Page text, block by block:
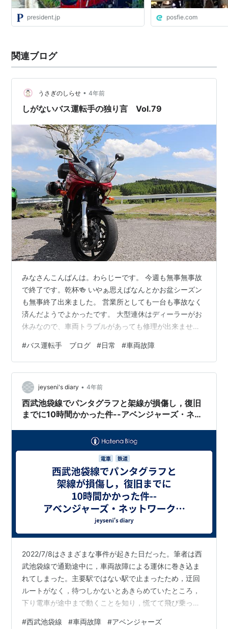
president.jp posfie.com
関連ブログ
うさぎのしらせ • 4年前
しがないバス運転手の独り言 Vol.79
みなさんこんばんは。わらじーです。 今週も無事無事故
で終了です。乾杯🍻 いやぁ思えばなんとかお盆シーズン
も無事終了出来ました。 営業所としても一台も事故なく
済んだようでよかったです。 大型連休はディーラーがお
休みなので、車両トラブルがあっても修理が出来ませ
でずっと車両が動くことが出来くなり、車両運用に大き
な障害が生まれます。 トラブルなく終われたことが非常
に嬉しい限りです。 特に運行管理のメンバーはホッと胸
をなでおろしたことでしょう。 そういえば、今年は連日
の猛暑の関係で車両電装のトラブルが多いそうですね。
特にエアコン系は負荷がかかりすぎて…
#バス運転手 ブログ #日常 #車両故障
jeyseni's diary • 4年前
西武池袋線でパンタグラフと架線が損傷し，復旧
までに10時間かかった件--アベンジャーズ・ネッ
2022/7/8はさまざまな事件が起きた日だった。筆者は西
武池袋線で通勤途中に，車両故障による運休に巻き込ま
れてしまった。主要駅ではない駅で止まったため，迂回
ルートがなく，待つしかないとあきらめていたところ，
下り電車が途中まで動くことを知り，慌てて飛び乗っ
た。ここからは都内に別ルートで移動することができ，
#西武池袋線 #車両故障 #アベンジャーズ